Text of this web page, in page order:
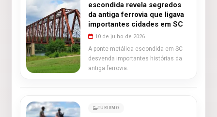
escondida revela segredos
da antiga ferrovia que ligava
importantes cidades em SC
10 de julho de 2026
A ponte metálica escondida em SC
desvenda importantes histórias da
antiga ferrovia.
TURISMO